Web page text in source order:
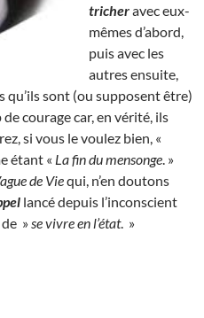
tricheravec eux-
mêmes d’abord,
puis avec les
autres ensuite,
qu’ils sont (ou supposent être)
courage car, en vérité, ils
si vous le voulez bien, «
étant « La fin du mensonge . »
de Viequi, n’en doutons
lancé depuis l’inconscient
» se vivre en l’état. »